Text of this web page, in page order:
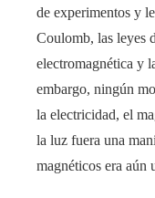
de experimentos y
Coulomb, las leyes
electromagnética y
embargo, ningún
la electricidad, el
la luz fuera una
magnéticos era aún